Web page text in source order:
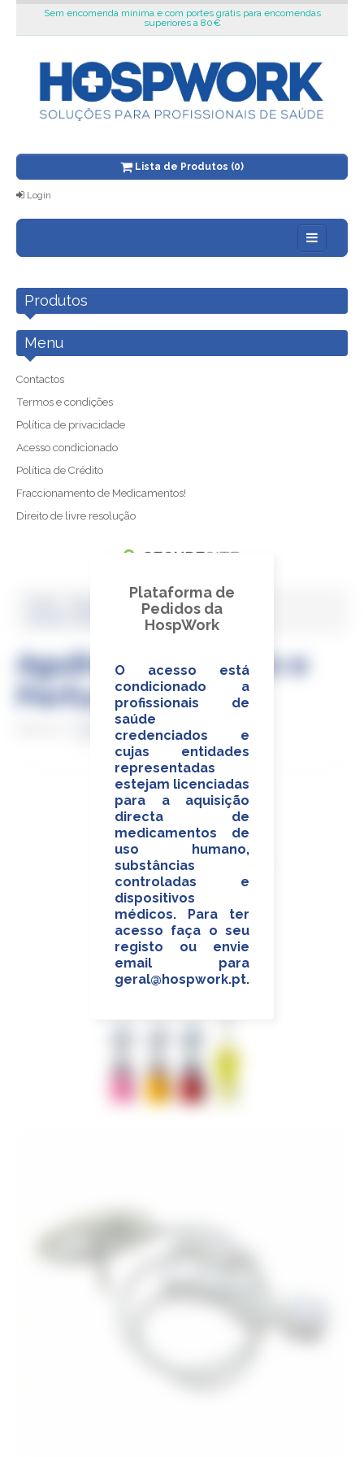
Sem encomenda mínima e com portes grátis para encomendas
superiores a 80€
Lista de Produtos (0)
Login
Blog
Produtos
Menu
Contactos
Termos e condições
Política de privacidade
Acesso condicionado
Política de Crédito
Fraccionamento de Medicamentos!
Direito de livre resolução
Dispositivos Médicos e in-vitro
›
Agulhas, Catéteres e Perfurantes
Agulhas, Catéteres e
Perfurantes
Plataforma de
Pedidos da
HospWork
O acesso está
condicionado a
profissionais de
saúde
credenciados e
cujas entidades
representadas
estejam licenciadas
para a aquisição
directa de
medicamentos de
uso humano,
substâncias
controladas e
dispositivos
médicos. Para ter
acesso faça o seu
registo ou envie
email para
geral@hospwork.pt.